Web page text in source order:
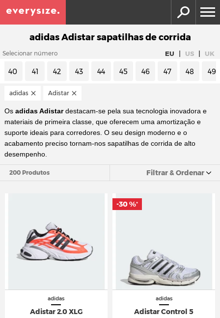
adidas Adistar sapatilhas de corrida
Selecionar número EU | US | UK
40 41 42 43 44 45 46 47 48 49
adidas Adistar
Os adidas Adistardestacam-se pela sua tecnologia inovadora e
materiais de primeira classe, que oferecem uma amortização e
suporte ideais para corredores. O seu design moderno e o
acabamento preciso tornam-nos sapatilhas de corrida de alto
desempenho.
200 Produtos Filtrar & Ordenar
adidas
Adistar 2.0 XLG
adidas
Adistar Control 5
-30 %*